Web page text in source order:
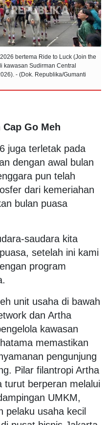
bertema Ride to Luck (Join the
kawasan Sudirman Central
- (Dok. Republika/Gumanti
Go Meh
juga terletak pada
dengan awal bulan
pun telah
dari kemeriahan
bulan puasa
saudara kita
setelah ini kami
program
unit usaha di bawah
dan Artha
kawasan
memastikan
pengunjung
Pilar filantropi Artha
turut berperan melalui
UMKM,
pelaku usaha kecil